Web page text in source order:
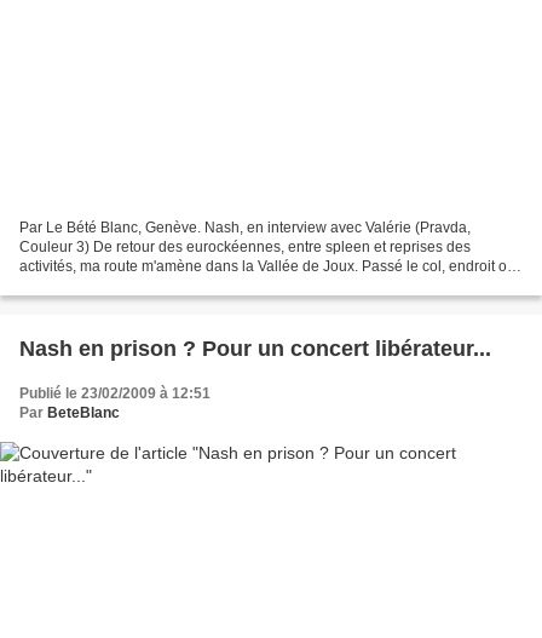
Par Le Bété Blanc, Genève. Nash, en interview avec Valérie (Pravda,
Couleur 3) De retour des eurockéennes, entre spleen et reprises des
activités, ma route m'amène dans la Vallée de Joux. Passé le col, endroit où
Nash en prison ? Pour un concert libérateur...
Publié le 23/02/2009 à 12:51
Par BeteBlanc